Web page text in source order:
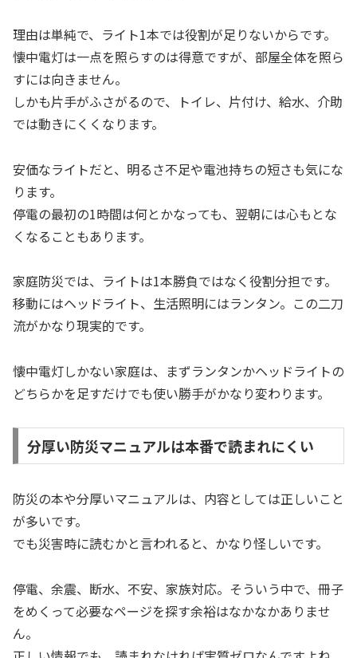
理由は単純で、ライト1本では役割が足りないからです。
懐中電灯は一点を照らすのは得意ですが、部屋全体を照ら
すには向きません。
しかも片手がふさがるので、トイレ、片付け、給水、介助
では動きにくくなります。
安価なライトだと、明るさ不足や電池持ちの短さも気にな
ります。
停電の最初の1時間は何とかなっても、翌朝には心もとな
くなることもあります。
家庭防災では、ライトは1本勝負ではなく役割分担です。
移動にはヘッドライト、生活照明にはランタン。この二刀
流がかなり現実的です。
懐中電灯しかない家庭は、まずランタンかヘッドライトの
どちらかを足すだけでも使い勝手がかなり変わります。
分厚い防災マニュアルは本番で読まれにくい
防災の本や分厚いマニュアルは、内容としては正しいこと
が多いです。
でも災害時に読むかと言われると、かなり怪しいです。
停電、余震、断水、不安、家族対応。そういう中で、冊子
をめくって必要なページを探す余裕はなかなかありませ
ん。